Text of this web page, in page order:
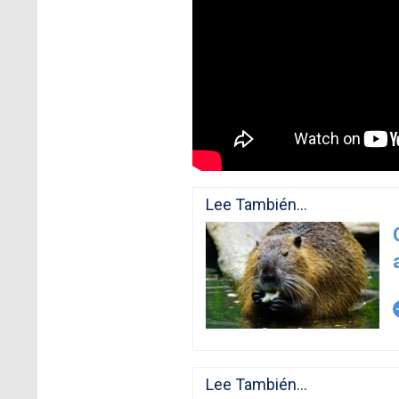
Lee También...
Lee También...